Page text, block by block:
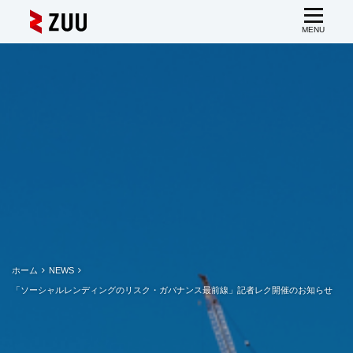
ホーム NEWS
「ソーシャルレンディングのリスク・ガバナンス最前線」記者レク開催のお知らせ